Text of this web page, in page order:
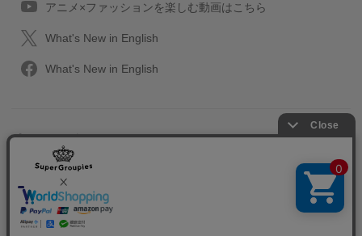
アニメ×ファッションを楽しむ動画はこちら
What's New in English
What's New in English
プライバシーポリシー
特定取引に関する法律
会社情報/採用情報